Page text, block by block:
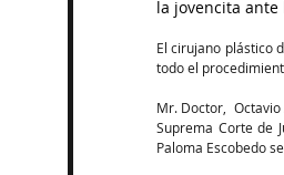
la jovencita ante
El cirujano plástico
todo el
Mr. Doctor,
Suprema Corte de
Paloma Escobedo